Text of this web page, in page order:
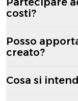
costi?
Posso
creato?
Cosa si